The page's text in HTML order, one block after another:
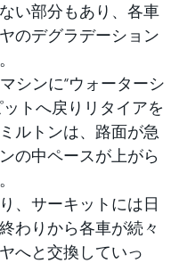
い部分もあり、各車
のデグラデーション
シンに“ウォーターシ
トへ戻りリタイアを
ルトンは、路面が急
の中ペースが上がら
、サーキットには日
わりから各車が続々
へと交換していっ